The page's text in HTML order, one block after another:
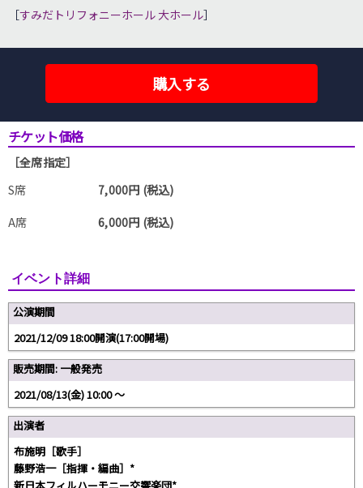
［すみだトリフォニーホール 大ホール］
購入する
チケット価格
［全席指定］
S席
7,000円 (税込)
A席
6,000円 (税込)
イベント詳細
公演期間
2021/12/09 18:00開演(17:00開場)
販売期間: 一般発売
2021/08/13(金) 10:00 〜
出演者
布施明［歌手］
藤野浩一［指揮・編曲］*